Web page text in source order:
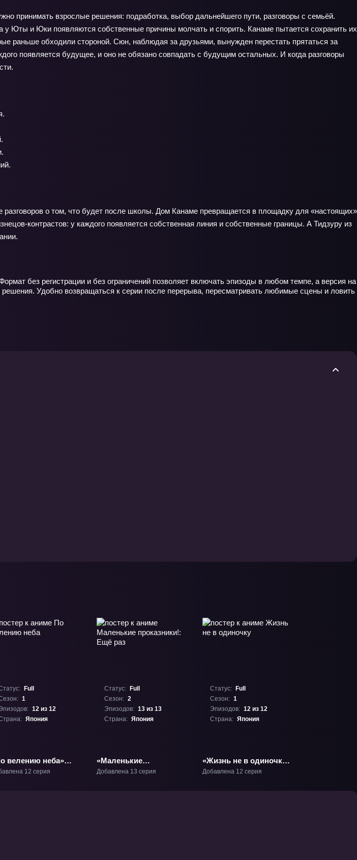
принимать взрослые решения: подработка, выбор дальнейшего пути, разговоры с семьёй.
у Юты и Юки появляются собственные причины молчать и спорить. Канаме пытается сохранить их
раньше обходили стороной. Сюн, наблюдая за друзьями, вынужден перестать прятаться за
появляется будущее, и оно не обязано совпадать с будущим остальных. И когда разговоры
о том, что будет после школы. Дом Канаме превращается в площадку для «настоящих»
у каждого появляется собственная линия и собственные границы. А Тидзуру из
без регистрации и без ограничений позволяет включать эпизоды в любом темпе, а версия на
Удобно возвращаться к серии после перерыва, пересматривать любимые сцены и ловить
Full
1
12 из 12
Япония
велению неба»
1
12 серия
Статус:
Full
Сезон: 2
Эпизодов: 13 из 13
Страна: Япония
«Маленькие
проказники!: Ещё раз»
Добавлена 13 серия
Статус:
Full
Сезон: 1
Эпизодов: 12 из 12
Страна: Япония
«Жизнь не в одиночку»
ТВ-1
Добавлена 12 серия